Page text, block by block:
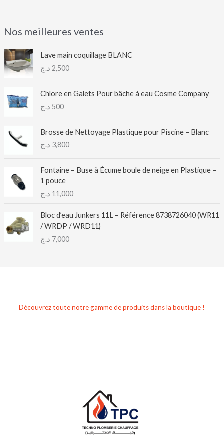
Nos meilleures ventes
Lave main coquillage BLANC
2,500 د.ج
Chlore en Galets Pour bâche à eau Cosme Company
500 د.ج
Brosse de Nettoyage Plastique pour Piscine – Blanc
3,800 د.ج
Fontaine – Buse à Écume boule de neige en Plastique –
1 pouce
11,000 د.ج
Bloc d’eau Junkers 11L – Référence 8738726040 (WR11
/ WRDP / WRD11)
7,000 د.ج
Découvrez toute notre gamme de produits dans la boutique !